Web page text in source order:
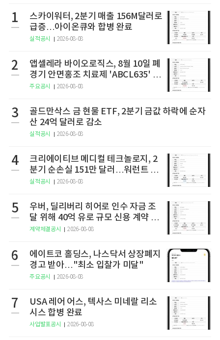
1
스카이워터, 2분기 매출 156M달러로
급증…아이온큐와 합병 완료
실적공시 2026-08-08
2
앱셀레라 바이오로직스, 8월 10일 폐
경기 안면홍조 치료제 'ABCL635' 임
상 2상 결과 발표
주요공시 2026-08-08
3
골드만삭스 금 현물 ETF, 2분기 금값 하락에 순자
산 24억 달러로 감소
실적공시 2026-08-08
4
크리에이티브 메디컬 테크놀로지, 2
분기 순손실 151만 달러…워런트 행
사로 446만 달러 조달
실적공시 2026-08-08
5
우버, 딜리버리 히어로 인수 자금 조
달 위해 40억 유로 규모 신용 계약 체
결
계약체결공시 2026-08-08
6
에이트코 홀딩스, 나스닥서 상장폐지
경고 받아…"최소 입찰가 미달"
주요공시 2026-08-08
7
USA 레어 어스, 텍사스 미네랄 리소
시스 합병 완료
사업발표공시 2026-08-08